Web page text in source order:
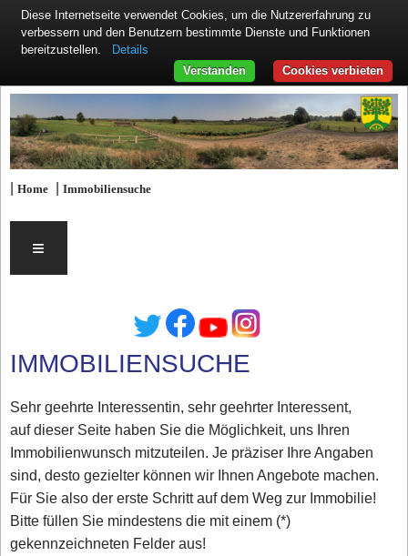
|Home |Immobiliensuche
≡
IMMOBILIENSUCHE
Sehr geehrte Interessentin, sehr geehrter Interessent,
auf dieser Seite haben Sie die Möglichkeit, uns Ihren
Immobilienwunsch mitzuteilen. Je präziser Ihre Angaben
sind, desto gezielter können wir Ihnen Angebote machen.
Für Sie also der erste Schritt auf dem Weg zur Immobilie!
Bitte füllen Sie mindestens die mit einem (*)
gekennzeichneten Felder aus!
Diese Internetseite verwendet Cookies, um die Nutzererfahrung zu
verbessern und den Benutzern bestimmte Dienste und Funktionen
bereitzustellen.
Details
Cookies verbieten
Verstanden